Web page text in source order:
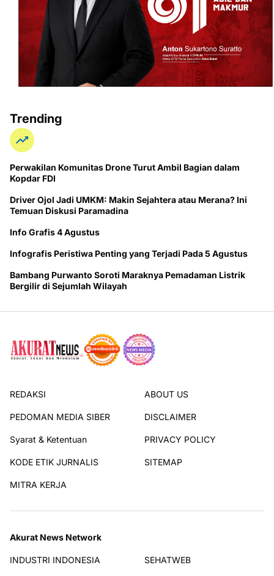
Trending
Perwakilan Komunitas Drone Turut Ambil Bagian dalam
Kopdar FDI
Driver Ojol Jadi UMKM: Makin Sejahtera atau Merana? Ini
Temuan Diskusi Paramadina
Info Grafis 4 Agustus
Infografis Peristiwa Penting yang Terjadi Pada 5 Agustus
Bambang Purwanto Soroti Maraknya Pemadaman Listrik
Bergilir di Sejumlah Wilayah
REDAKSI ABOUT US
PEDOMAN MEDIA SIBER DISCLAIMER
Syarat & Ketentuan PRIVACY POLICY
KODE ETIK JURNALIS SITEMAP
MITRA KERJA
Akurat News Network
INDUSTRI INDONESIA SEHATWEB